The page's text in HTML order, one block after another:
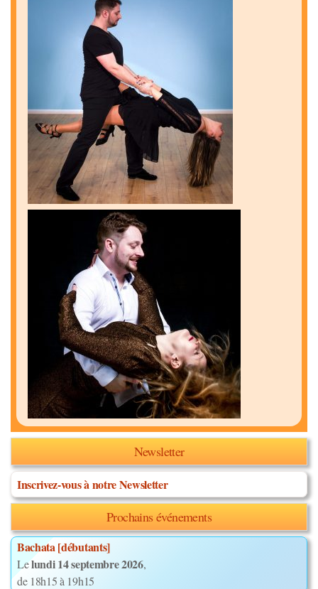
Newsletter
Inscrivez-vous à notre Newsletter
Prochains événements
Bachata [débutants]
Lelundi 14 septembre 2026,
de 18h15 à 19h15